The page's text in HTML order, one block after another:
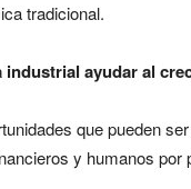
tradicional.
ayudar al
que pueden
y humanos